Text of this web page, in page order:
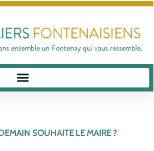
SOUHAITE LE MAIRE ?